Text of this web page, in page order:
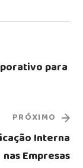
para
PRÓXIMO
Interna
nas Empresas